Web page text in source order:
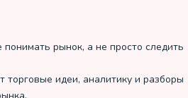
понимать рынок, а не просто следить
торговые идеи, аналитику и разборы